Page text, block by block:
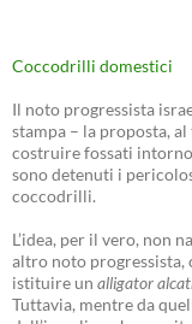
Coccodrilli domestici
Il noto progressista
stampa – la proposta, al
costruire fossati
sono detenuti i
coccodrilli.
L’idea, per il vero, non
altro noto progressista,
istituire un alligator
Tuttavia, mentre da